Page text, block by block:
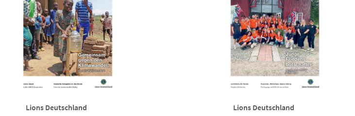
Lions Deutschland Lions Deutschland